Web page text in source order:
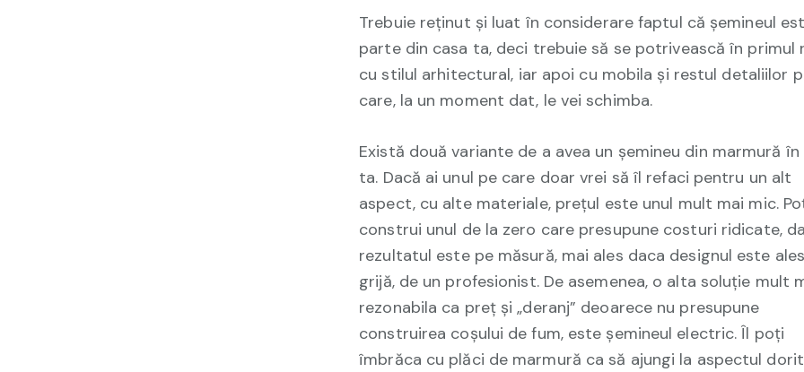
Trebuie reținut și luat în considerare faptul că șemineul
parte din casa ta, deci trebuie să se potrivească în primul
cu stilul arhitectural, iar apoi cu mobila și restul detaliilor
care, la un moment dat, le vei schimba.
Există două variante de a avea un șemineu din marmură în
ta. Dacă ai unul pe care doar vrei să îl refaci pentru un alt
aspect, cu alte materiale, prețul este unul mult mai mic.
construi unul de la zero care presupune costuri ridicate,
rezultatul este pe măsură, mai ales daca designul este
grijă, de un profesionist. De asemenea, o alta soluție mult
rezonabila ca preț și „deranj” deoarece nu presupune
construirea coșului de fum, este șemineul electric. Îl poți
îmbrăca cu plăci de marmură ca să ajungi la aspectul